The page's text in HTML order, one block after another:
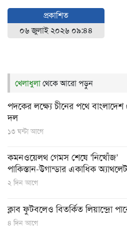
প্রকাশিত
০৬ জুলাই ২০২৬ ০৯:৪৪
খেলাধুলাথেকে আরো পড়ুন
পদকের লক্ষ্যে চীনের পথে বাংলাদেশ
দল
১৩ ঘন্টা আগে
কমনওয়েলথ গেমস শেষে ‘নিখোঁজ’
পাকিস্তান-উগান্ডার একাধিক অ্যাথলেট
২ দিন আগে
ক্লাব ফুটবলেও বিতর্কিত লিয়ান্দ্রো
৪ দিন আগে